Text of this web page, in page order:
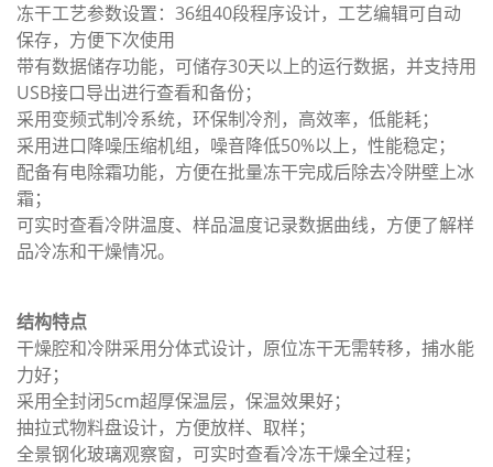
冻干工艺参数设置：36组40段程序设计，工艺编辑可自动
保存，方便下次使用
带有数据储存功能，可储存30天以上的运行数据，并支持用
USB接口导出进行查看和备份；
采用变频式制冷系统，环保制冷剂，高效率，低能耗；
采用进口降噪压缩机组，噪音降低50%以上，性能稳定；
配备有电除霜功能，方便在批量冻干完成后除去冷阱壁上冰
霜；
可实时查看冷阱温度、样品温度记录数据曲线，方便了解样
品冷冻和干燥情况。
结构特点
干燥腔和冷阱采用分体式设计，原位冻干无需转移，捕水能
力好；
采用全封闭5cm超厚保温层，保温效果好；
抽拉式物料盘设计，方便放样、取样；
全景钢化玻璃观察窗，可实时查看冷冻干燥全过程；